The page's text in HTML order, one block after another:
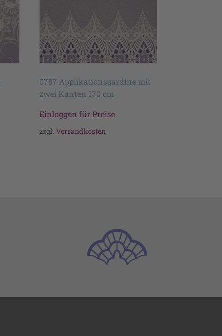
0787 Applikationsgardine mit
zwei Kanten 170 cm
Einloggen für Preise
zzgl. Versandkosten